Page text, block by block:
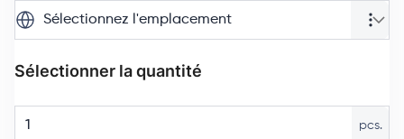
Sélectionnez l'emplacement
Sélectionner la quantité
pcs.